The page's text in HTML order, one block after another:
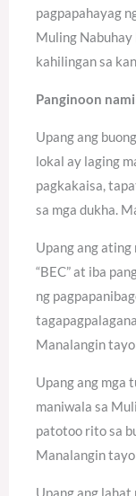
pagpapahayag
Muling Nabuhay
kahilingan sa
Panginoon
Upang ang
lokal ay laging
pagkakaisa,
sa mga dukha.
Upang ang ating
“BEC” at iba
ng
Manalangin
Upang ang mga
maniwala sa
patotoo rito sa
Manalangin
Upang ang